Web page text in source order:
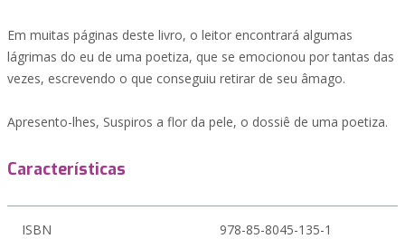
Em muitas páginas deste livro, o leitor encontrará algumas
lágrimas do eu de uma poetiza, que se emocionou por tantas das
vezes, escrevendo o que conseguiu retirar de seu âmago.
Apresento-lhes, Suspiros a flor da pele, o dossiê de uma poetiza.
Características
ISBN 978-85-8045-135-1